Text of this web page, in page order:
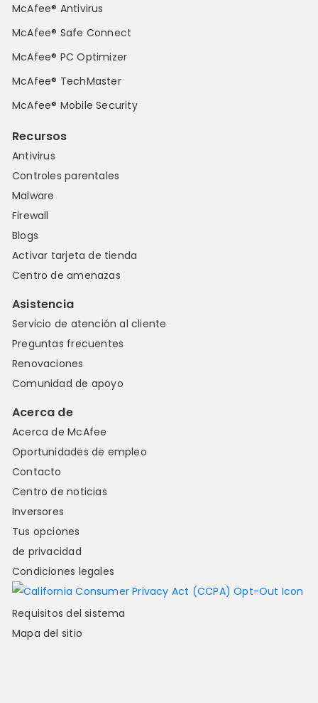
McAfee® Antivirus
McAfee® Safe Connect
McAfee® PC Optimizer
McAfee® TechMaster
McAfee® Mobile Security
Recursos
Antivirus
Controles parentales
Malware
Firewall
Blogs
Activar tarjeta de tienda
Centro de amenazas
Asistencia
Servicio de atención al cliente
Preguntas frecuentes
Renovaciones
Comunidad de apoyo
Acerca de
Acerca de McAfee
Oportunidades de empleo
Contacto
Centro de noticias
Inversores
Tus opciones
de privacidad
Condiciones legales
Requisitos del sistema
Mapa del sitio